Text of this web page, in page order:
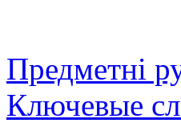
Предметні
Ключевые